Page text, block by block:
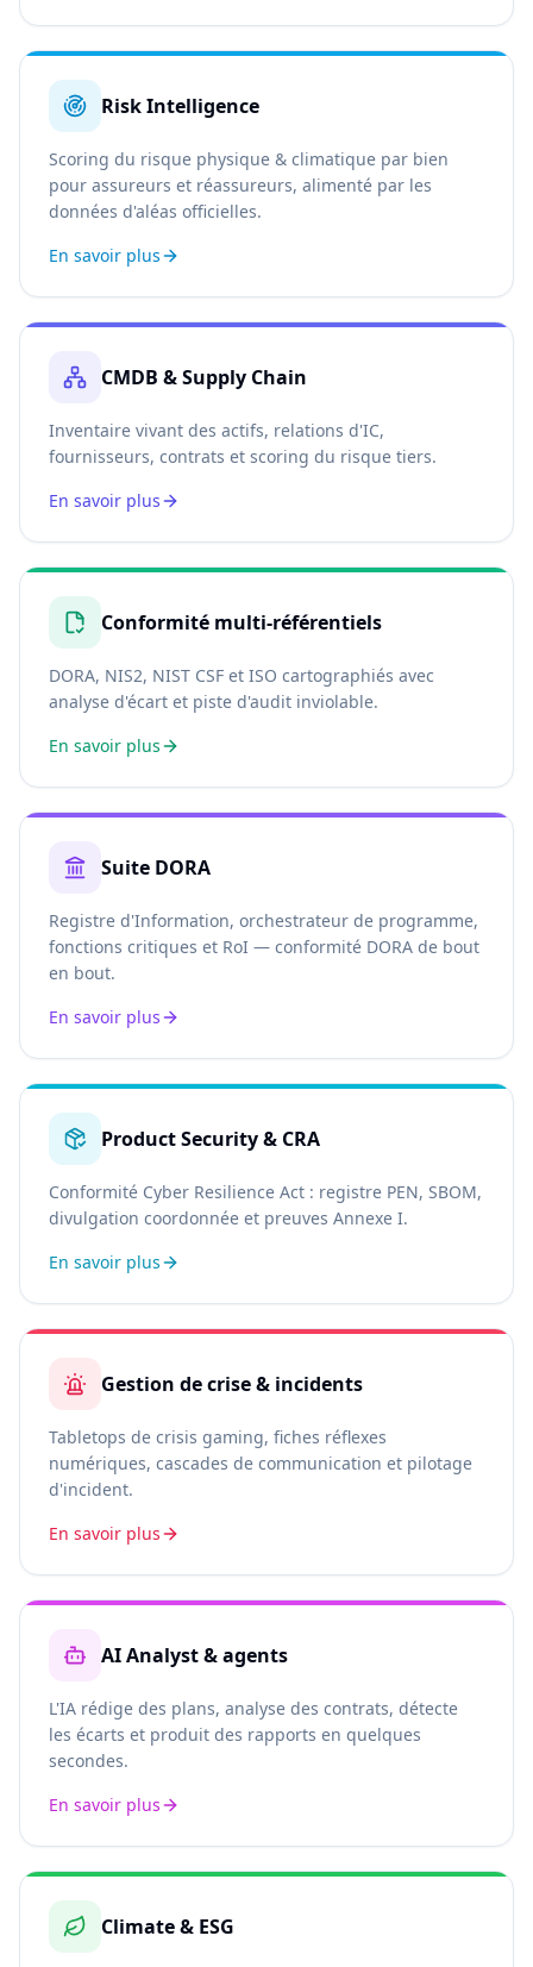
Risk Intelligence
Scoring du risque physique & climatique par bien
pour assureurs et réassureurs, alimenté par les
données d'aléas officielles.
En savoir plus
CMDB & Supply Chain
Inventaire vivant des actifs, relations d'IC,
fournisseurs, contrats et scoring du risque tiers.
En savoir plus
Conformité multi-référentiels
DORA, NIS2, NIST CSF et ISO cartographiés avec
analyse d'écart et piste d'audit inviolable.
En savoir plus
Suite DORA
Registre d'Information, orchestrateur de programme,
fonctions critiques et RoI — conformité DORA de bout
en bout.
En savoir plus
Product Security & CRA
Conformité Cyber Resilience Act : registre PEN, SBOM,
divulgation coordonnée et preuves Annexe I.
En savoir plus
Gestion de crise & incidents
Tabletops de crisis gaming, fiches réflexes
numériques, cascades de communication et pilotage
d'incident.
En savoir plus
AI Analyst & agents
L'IA rédige des plans, analyse des contrats, détecte
les écarts et produit des rapports en quelques
secondes.
En savoir plus
Climate & ESG